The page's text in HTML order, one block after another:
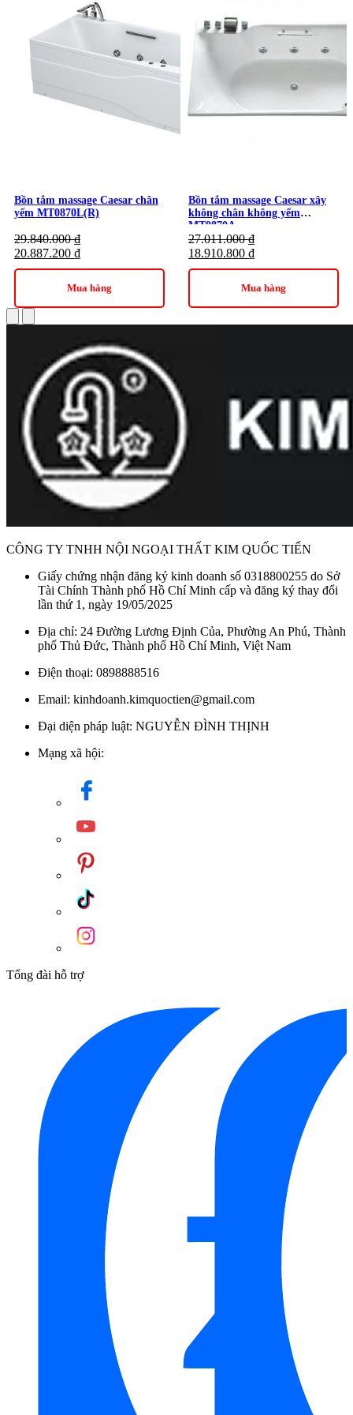
Thương hiệu:Thiết Bị Nhà Tắm MOWOEN
Bồn tắm massage Caesar chân
yếm MT0870L(R)
29.840.000₫
20.887.200 ₫
Mua hàng
Bồn tắm massage Caesar xây
không chân không yếm
MT0870A
27.011.000₫
18.910.800 ₫
Mua hàng
CÔNG TY TNHH NỘI NGOẠI THẤT KIM QUỐC TIẾN
Giấy chứng nhận đăng ký kinh doanh số 0318800255 do Sở
Tài Chính Thành phố Hồ Chí Minh cấp và đăng ký thay đổi
lần thứ 1, ngày 19/05/2025
Địa chỉ: 24 Đường Lương Định Của, Phường An Phú, Thành
phố Thủ Đức, Thành phố Hồ Chí Minh, Việt Nam
Điện thoại: 0898888516
Email: kinhdoanh.kimquoctien@gmail.com
Đại diện pháp luật: NGUYỄN ĐÌNH THỊNH
Mạng xã hội:
Tổng đài hỗ trợ